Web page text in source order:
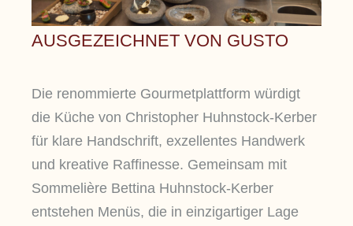
AUSGEZEICHNET VON GUSTO
Die renommierte Gourmetplattform würdigt
die Küche von Christopher Huhnstock-Kerber
für klare Handschrift, exzellentes Handwerk
und kreative Raffinesse. Gemeinsam mit
Sommelière Bettina Huhnstock-Kerber
entstehen Menüs, die in einzigartiger Lage